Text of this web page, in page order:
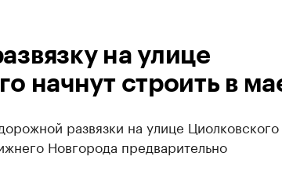
на улице
начнут строить в
развязки на улице Циолковского
Новгорода предварительно